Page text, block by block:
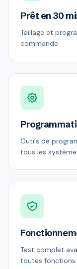
Prêt en 30
Taillage et
commande.
Outils de
tous les
Test complet
toutes fonctions